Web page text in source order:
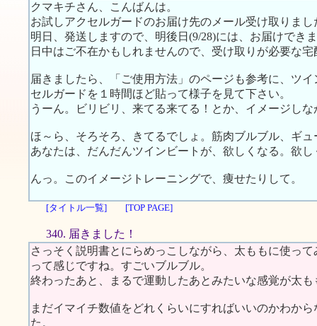
クマキチさん、こんばんは。
お試しアクセルガードのお届け先のメール受け取りま
明日、発送しますので、明後日(9/28)には、お届けでき
日中はご不在かもしれませんので、受け取りが必要な
届きましたら、「ご使用方法」のページも参考に、ツ
セルガードを１時間ほど貼って様子を見て下さい。
うーん。ビリビリ、来てる来てる！とか、イメージしな
ほ～ら、そろそろ、きてるでしょ。筋肉ブルブル、ギュ
あなたは、だんだんツインビートが、欲しくなる。欲
んっ。このイメージトレーニングで、痩せたりして。
[タイトル一覧] [TOP PAGE]
340. 届きました！
さっそく説明書とにらめっこしながら、太ももに使っ
って感じですね。すごいブルブル。
終わったあと、まるで運動したあとみたいな感覚が太
まだイマイチ数値をどれくらいにすればいいのかわか
た。